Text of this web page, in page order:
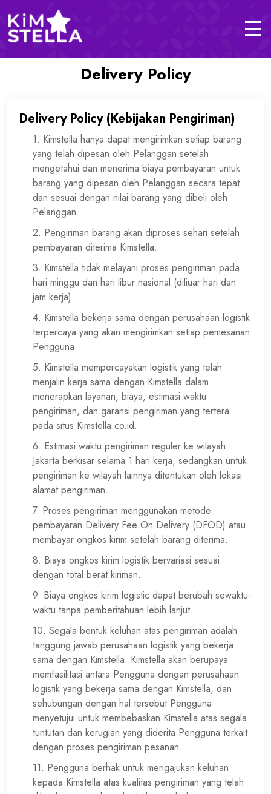
Delivery Policy
Delivery Policy (Kebijakan Pengiriman)
1. Kimstella hanya dapat mengirimkan setiap barang
yang telah dipesan oleh Pelanggan setelah
mengetahui dan menerima biaya pembayaran untuk
barang yang dipesan oleh Pelanggan secara tepat
dan sesuai dengan nilai barang yang dibeli oleh
Pelanggan.
2. Pengiriman barang akan diproses sehari setelah
pembayaran diterima Kimstella.
3. Kimstella tidak melayani proses pengiriman pada
hari minggu dan hari libur nasional (diliuar hari dan
jam kerja).
4. Kimstella bekerja sama dengan perusahaan logistik
terpercaya yang akan mengirimkan setiap pemesanan
Pengguna.
5. Kimstella mempercayakan logistik yang telah
menjalin kerja sama dengan Kimstella dalam
menerapkan layanan, biaya, estimasi waktu
pengiriman, dan garansi pengiriman yang tertera
pada situs Kimstella.co.id.
6. Estimasi waktu pengiriman reguler ke wilayah
Jakarta berkisar selama 1 hari kerja, sedangkan untuk
pengiriman ke wilayah lainnya ditentukan oleh lokasi
alamat pengiriman.
7. Proses pengiriman menggunakan metode
pembayaran Delivery Fee On Delivery (DFOD) atau
membayar ongkos kirim setelah barang diterima.
8. Biaya ongkos kirim logistik bervariasi sesuai
dengan total berat kiriman.
9. Biaya ongkos kirim logistic dapat berubah sewaktu-
waktu tanpa pemberitahuan lebih lanjut.
10. Segala bentuk keluhan atas pengiriman adalah
tanggung jawab perusahaan logistik yang bekerja
sama dengan Kimstella. Kimstella akan berupaya
memfasilitasi antara Pengguna dengan perusahaan
logistik yang bekerja sama dengan Kimstella, dan
sehubungan dengan hal tersebut Pengguna
menyetujui untuk membebaskan Kimstella atas segala
tuntutan dan kerugian yang diderita Pengguna terkait
dengan proses pengiriman pesanan.
11. Pengguna berhak untuk mengajukan keluhan
kepada Kimstella atas kualitas pengiriman yang telah